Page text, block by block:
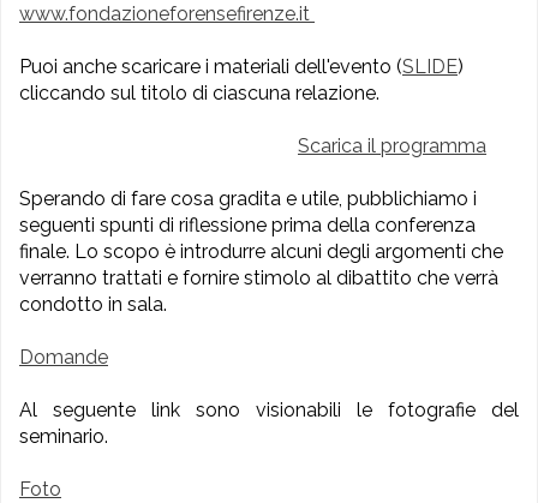
www.fondazioneforensefirenze.it
Puoi anche scaricare i materiali dell'evento (SLIDE)
cliccando sul titolo di ciascuna relazione.
Scarica il programma
Sperando di fare cosa gradita e utile, pubblichiamo i
seguenti spunti di riflessione prima della conferenza
finale. Lo scopo è introdurre alcuni degli argomenti che
verranno trattati e fornire stimolo al dibattito che verrà
condotto in sala.
Domande
Al seguente link sono visionabili le fotografie del
seminario.
Foto